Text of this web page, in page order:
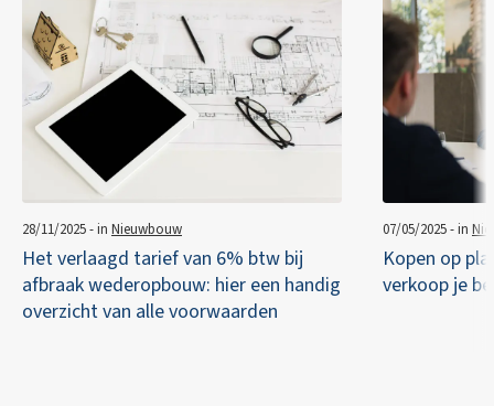
28/11/2025 - in Nieuwbouw
Het verlaagd tarief van 6% btw bij
afbraak wederopbouw: hier een handig
overzicht van alle voorwaarden
07/05/2025 - in
Kopen op
verkoop je